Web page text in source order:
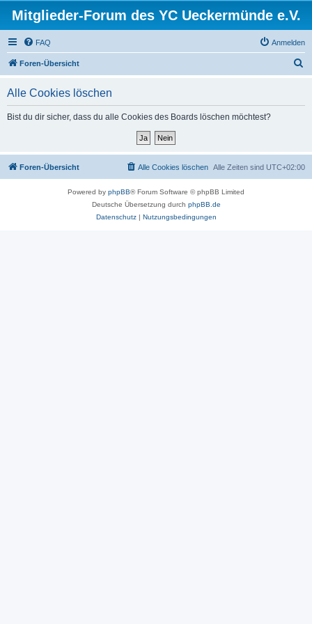
Mitglieder-Forum des YC Ueckermünde e.V.
FAQ Anmelden
Foren-Übersicht
Alle Cookies löschen
Bist du dir sicher, dass du alle Cookies des Boards löschen möchtest?
Foren-Übersicht Alle Zeiten sind UTC+02:00
Alle Cookies löschen
Powered by phpBB® Forum Software © phpBB Limited
Deutsche Übersetzung durch phpBB.de
Datenschutz| Nutzungsbedingungen